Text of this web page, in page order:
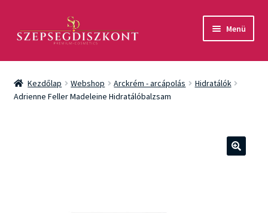
aa
Menü
Akció
Csomagok
Kezdőlap Webshop Arckrém - arcápolás
Hidratálók
Adrienne Feller Madeleine Hidratálóbalzsam